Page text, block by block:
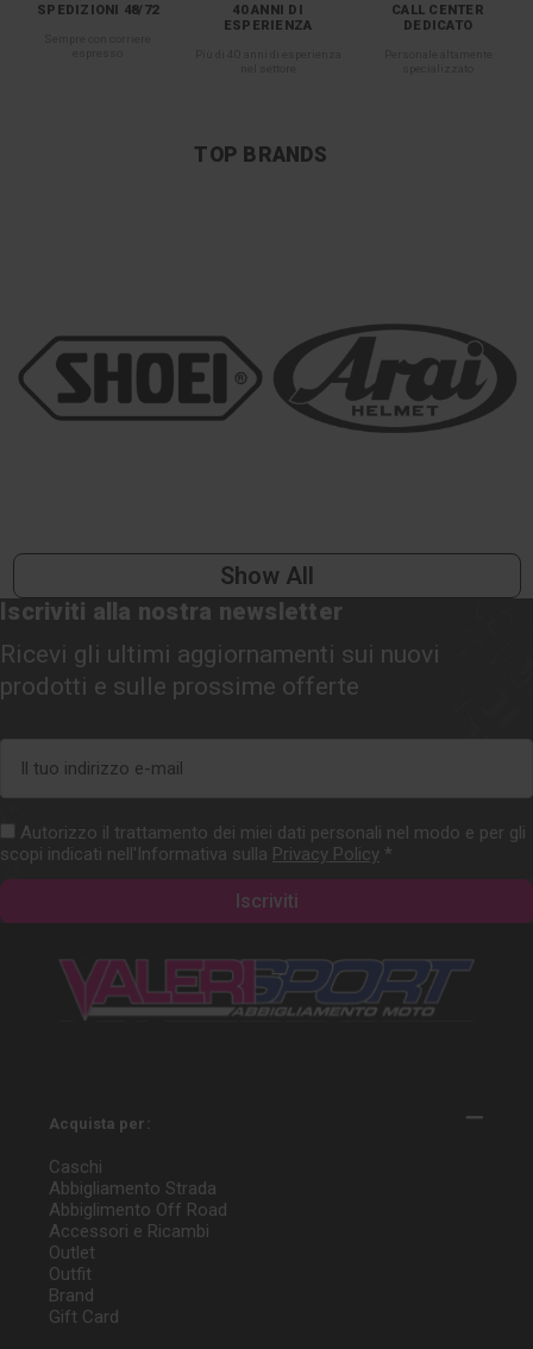
SPEDIZIONI 48/72
40 ANNI DI
ESPERIENZA
CALL CENTER
DEDICATO
TOP BRANDS
Show All
Iscriviti alla nostra newsletter
Ricevi gli ultimi aggiornamenti sui nuovi
prodotti e sulle prossime offerte
mail
Autorizzo il trattamento dei miei dati personali nel modo e per gli
scopi indicati nell'Informativa sulla Privacy Policy *
Acquista per:
Caschi
Abbigliamento Strada
Abbiglimento Off Road
Accessori e Ricambi
Outlet
Outfit
Brand
Gift Card